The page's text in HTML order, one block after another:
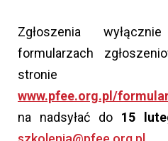
Zgłoszenia
formularzach
stronie
www.pfee.org.pl/
na nadsyłać do 15